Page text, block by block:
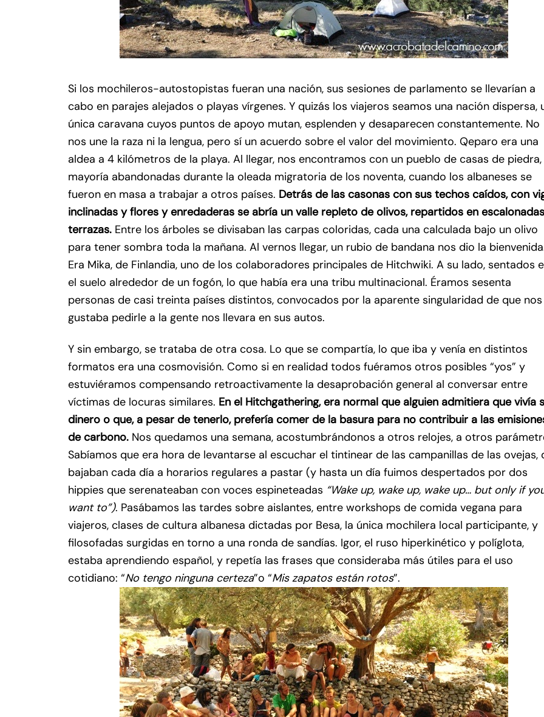
Si los mochileros-autostopistas fueran una nación, sus sesiones de parlamento se llevarían a
cabo en parajes alejados o playas vírgenes. Y quizás los viajeros seamos una nación dispersa,
única caravana cuyos puntos de apoyo mutan, esplenden y desaparecen constantemente. No
nos une la raza ni la lengua, pero sí un acuerdo sobre el valor del movimiento. Qeparo era una
aldea a 4 kilómetros de la playa. Al llegar, nos encontramos con un pueblo de casas de piedra,
mayoría abandonadas durante la oleada migratoria de los noventa, cuando los albaneses se
fueron en masa a trabajar a otros países. Detrás de las casonas con sus techos caídos, con
inclinadas y flores y enredaderas se abría un valle repleto de olivos, repartidos en escalonadas
terrazas. Entre los árboles se divisaban las carpas coloridas, cada una calculada bajo un olivo
para tener sombra toda la mañana. Al vernos llegar, un rubio de bandana nos dio la
Era Mika, de Finlandia, uno de los colaboradores principales de Hitchwiki. A su lado, sentados
el suelo alrededor de un fogón, lo que había era una tribu multinacional. Éramos sesenta
personas de casi treinta países distintos, convocados por la aparente singularidad de que nos
gustaba pedirle a la gente nos llevara en sus autos.
Y sin embargo, se trataba de otra cosa. Lo que se compartía, lo que iba y venía en distintos
formatos era una cosmovisión. Como si en realidad todos fuéramos otros posibles “yos” y
estuviéramos compensando retroactivamente la desaprobación general al conversar entre
víctimas de locuras similares. En el Hitchgathering, era normal que alguien admitiera que vivía
dinero o que, a pesar de tenerlo, prefería comer de la basura para no contribuir a las
de carbono. Nos quedamos una semana, acostumbrándonos a otros relojes, a otros
Sabíamos que era hora de levantarse al escuchar el tintinear de las campanillas de las ovejas,
bajaban cada día a horarios regulares a pastar (y hasta un día fuimos despertados por dos
hippies que serenateaban con voces espineteadas “Wake up, wake up, wake up… but only if
want to”). Pasábamos las tardes sobre aislantes, entre workshops de comida vegana para
viajeros, clases de cultura albanesa dictadas por Besa, la única mochilera local participante, y
filosofadas surgidas en torno a una ronda de sandías. Igor, el ruso hiperkinético y políglota,
estaba aprendiendo español, y repetía las frases que consideraba más útiles para el uso
cotidiano: “No tengo ninguna certeza”o “Mis zapatos están rotos”.